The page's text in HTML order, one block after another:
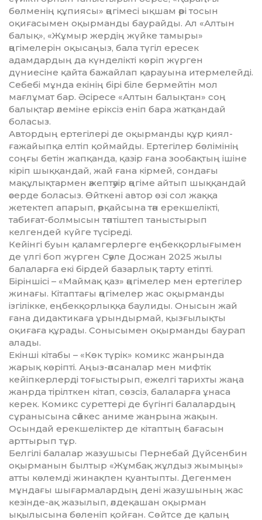
бөлменің құпиясы» әңгімесі ықшам әрі тосын
оқиғасымен оқырманды баурайды. Ал «Алтын
балық», «Жұмыр жердің жүйке тамыры»
әңгімелерін оқысаңыз, бала түгіл ересек
адамдардың да күнделікті көріп жүрген
дүниесіне қайта бажайлап қарауына итермелейді.
Себебі мұнда екінің бірі біле бермейтін мол
мағлұмат бар. Әсіресе «Алтын балықтан» соң
балықтар әлеміне еріксіз еніп бара жатқандай
боласыз.
Автордың ертегілері де оқырманды құр қиял-
ғажайыпқа елтіп қоймайды. Ертегілер бөлімінің
соңғы бетін жапқанда, қазір ғана зообақтың ішіне
кіріп шыққандай, жай ғана кірмей, сондағы
мақұлықтармен әжептәуір әңгіме айтып шыққандай
әсерде боласыз. Өйткені автор өзі сол жаққа
жетектеп апарып, әрқайсына тән ерекшелікті,
табиғат-болмысын тәптіштеп таныстырып
келгендей күйге түсіреді.
Кейінгі буын қаламгерлерге еңбекқорлығымен
де үлгі боп жүрген Сәуле Досжан 2025 жылы
балаларға екі бірдей базарлық тарту етіпті.
Біріншісі – «Маймақ қаз» әңгімелер мен ертегілер
жинағы. Кітаптағы әңгімелер жас оқырманды
ізгілікке, еңбекқорлыққа баулиды. Онысын жай
ғана дидактикаға ұрындырмай, қызғылықты
оқиғаға құрады. Сонысымен оқырманды баурап
алады.
Екінші кітабы – «Көк түрік» комикс жанрында
жарық көріпті. Аңыз-әпсаналар мен мифтік
кейіпкерлерді тоғыстырып, ежелгі тарихты жаңа
жанрда тірілткен кітап, сөзсіз, балаларға ұнаса
керек. Комикс суреттері де бүгінгі балалардың
сұранысына сәйкес аниме жанрына жақын.
Осындай ерекшеліктер де кітаптың бағасын
арттырып тұр.
Белгілі балалар жазушысы Пернебай Дүйсенбин
оқырманын былтыр «Жұмбақ жұлдыз жымыңы»
атты көлемді жинақпен қуантыпты. Дегенмен
мұндағы шығармалардың дені жазушының жас
кезінде-ақ жазылып, әлдеқашан оқырман
ықылысына бөленіп қойған. Сөйтсе де қалың